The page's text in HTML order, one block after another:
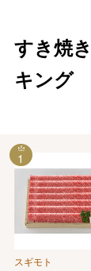
すき焼
キング
スギモト
1